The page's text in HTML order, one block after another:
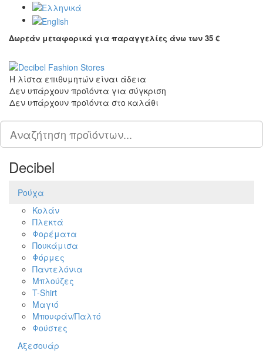
Δωρεάν μεταφορικά για παραγγελίες άνω των 35 €
Η λίστα επιθυμητών είναι άδεια
Δεν υπάρχουν προϊόντα για σύγκριση
Δεν υπάρχουν προϊόντα στο καλάθι
to
Top
Decibel
Ρούχα
Κολάν
Πλεκτά
Φορέματα
Πουκάμισα
Φόρμες
Παντελόνια
Μπλούζες
T-Shirt
Μαγιό
Μπουφάν/Παλτό
Φούστες
Αξεσουάρ